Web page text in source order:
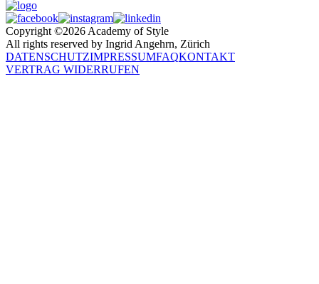
Copyright ©2026 Academy of Style
All rights reserved by Ingrid Angehrn, Zürich
DATENSCHUTZIMPRESSUMFAQKONTAKT
VERTRAG WIDERRUFEN